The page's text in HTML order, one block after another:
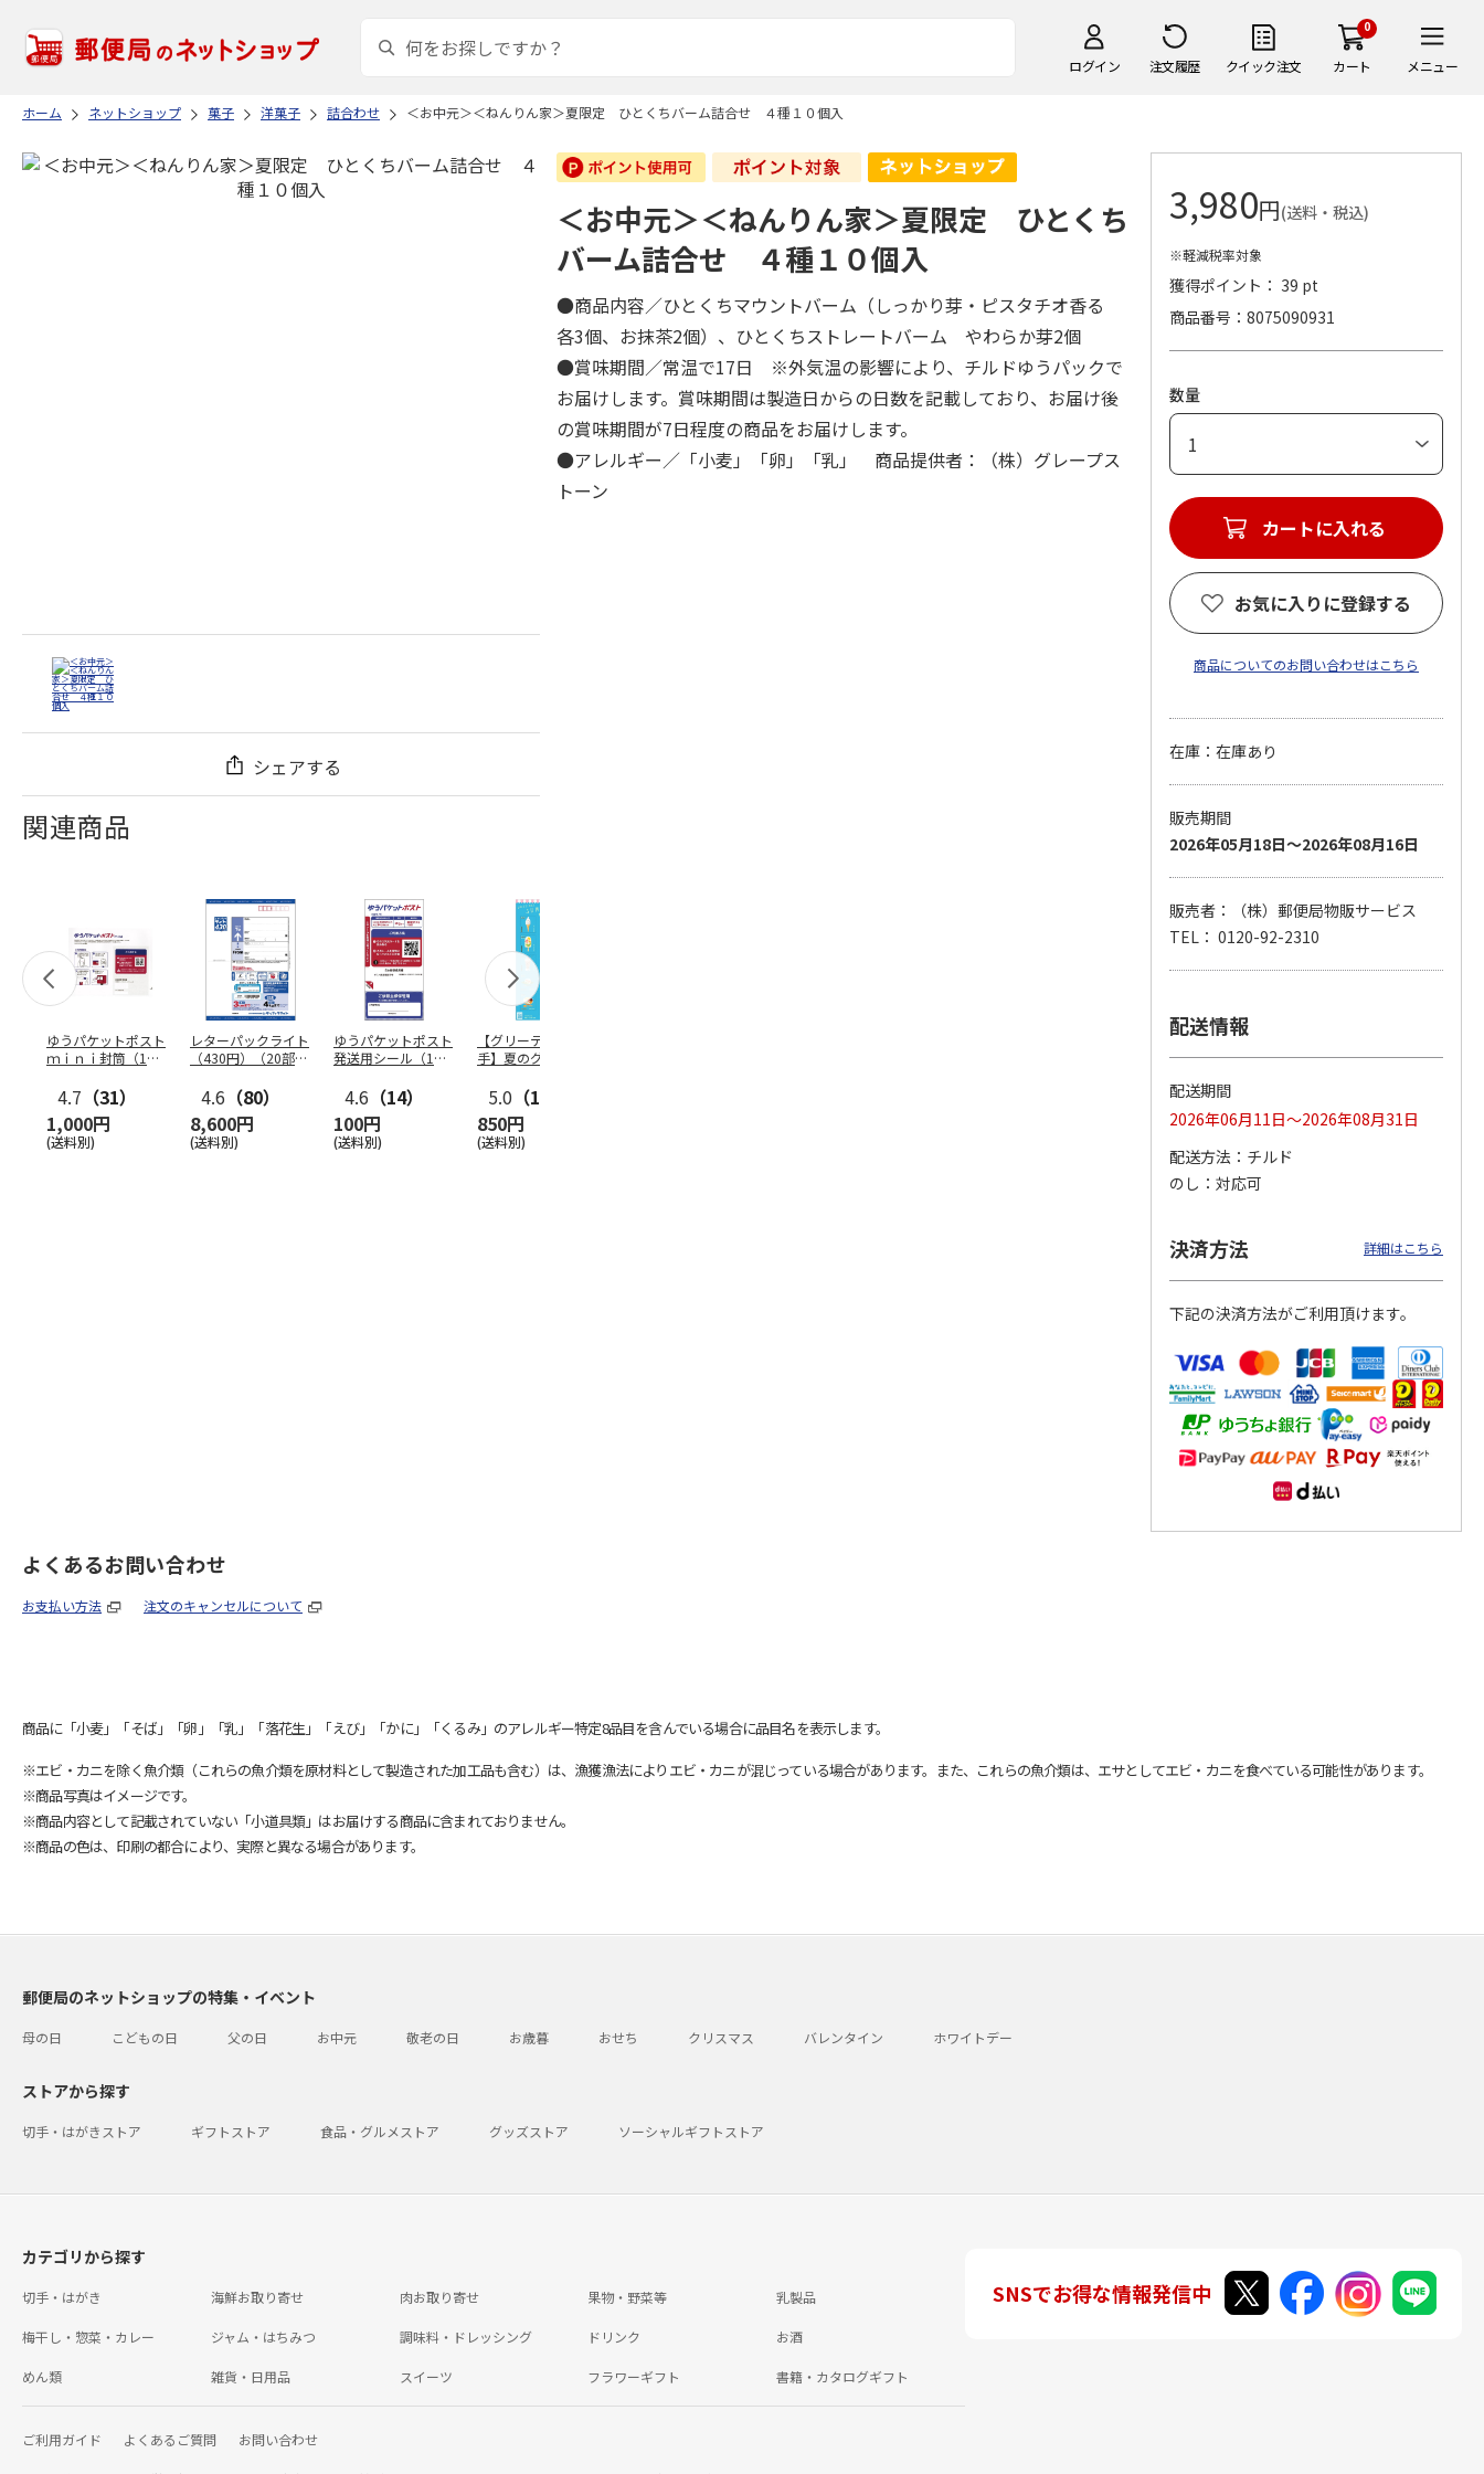
ログイン 注文履歴 クイック注文
0
カート メニュー
ホーム ネットショップ 菓子 洋菓子 詰合わせ ＜お中元＞＜ねんりん家＞夏限定 ひとくちバーム詰合せ ４種１０個入
シェアする
関連商品
ゆうパケットポスト
ｍｉｎｉ封筒（1個
4.7 （31）
1,000円
(送料別)
レターパックライト
（430円）（20部セ
4.6 （80）
8,600円
(送料別)
ゆうパケットポスト
発送用シール（1個
4.6 （14）
100円
(送料別)
【グリーティング切
手】夏のグリーティ
5.0 （10）
850円
(送料別)
手】ハッピーグリー
【グリーティング切
手】グリーティング
円…
4.8（11）
5,500円
通切手・千鳥（1シ
11,000円
＜お中元＞＜ねんりん家＞夏限定 ひとくち
バーム詰合せ ４種１０個入
●商品内容／ひとくちマウントバーム（しっかり芽・ピスタチオ香る
各3個、お抹茶2個）、ひとくちストレートバーム やわらか芽2個
●賞味期間／常温で17日 ※外気温の影響により、チルドゆうパックで
お届けします。賞味期間は製造日からの日数を記載しており、お届け後
の賞味期間が7日程度の商品をお届けします。
●アレルギー／「小麦」「卵」「乳」 商品提供者：（株）グレープス
トーン
3,980円(送料・税込)
※軽減税率対象
獲得ポイント： 39 pt
商品番号
8075090931
数量
カートに入れる
お気に入りに登録する
商品についてのお問い合わせはこちら
在庫：在庫あり
販売期間
2026年05月18日～2026年08月16日
販売者：（株）郵便局物販サービス
TEL： 0120-92-2310
配送情報
配送期間
2026年06月11日～2026年08月31日
配送方法
チルド
のし
対応可
決済方法 詳細はこちら
下記の決済方法がご利用頂けます。
よくあるお問い合わせ
お支払い方法 注文のキャンセルについて
商品に「小麦」「そば」「卵」「乳」「落花生」「えび」「かに」「くるみ」のアレルギー特定8品目を含んでいる場合に品目名を表示します。
※エビ・カニを除く魚介類（これらの魚介類を原材料として製造された加工品も含む）は、漁獲漁法によりエビ・カニが混じっている場合があります。また、これらの魚介類は、エサとしてエビ・カニを食べている可能性があります。
※商品写真はイメージです。
※商品内容として記載されていない「小道具類」はお届けする商品に含まれておりません。
※商品の色は、印刷の都合により、実際と異なる場合があります。
郵便局のネットショップの特集・イベント
母の日 こどもの日 父の日 お中元 敬老の日 お歳暮 おせち クリスマス バレンタイン ホワイトデー
ストアから探す
切手・はがきストア ギフトストア 食品・グルメストア グッズストア ソーシャルギフトストア
カテゴリから探す
切手・はがき 海鮮お取り寄せ 肉お取り寄せ 果物・野菜等 乳製品
梅干し・惣菜・カレー ジャム・はちみつ 調味料・ドレッシング ドリンク お酒
めん類 雑貨・日用品 スイーツ フラワーギフト 書籍・カタログギフト
ご利用ガイド よくあるご質問 お問い合わせ
SNSでお得な情報発信中